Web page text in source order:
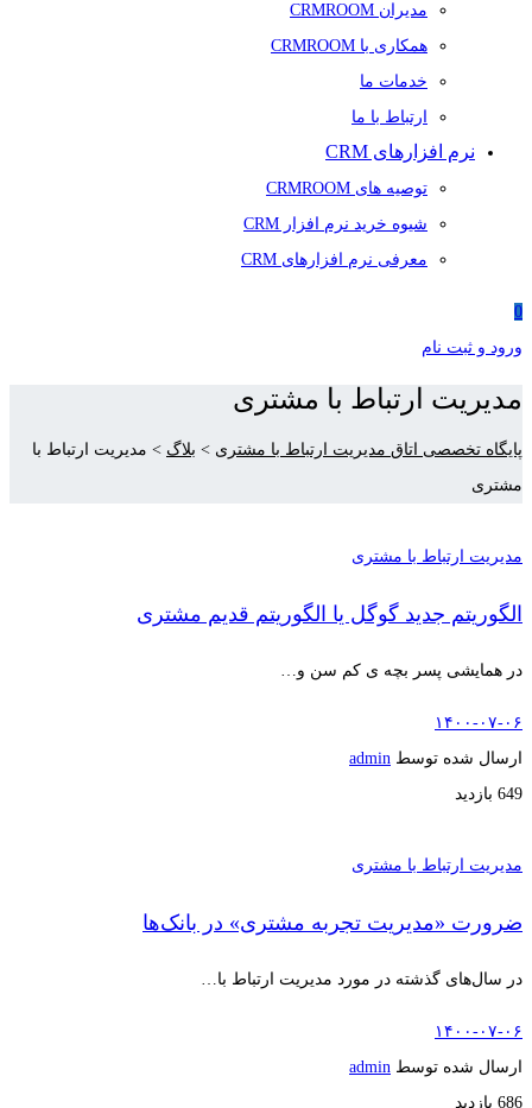
مدیران CRMROOM
همکاری با CRMROOM
خدمات ما
ارتباط با ما
نرم افزارهای CRM
توصیه های CRMROOM
شیوه خرید نرم افزار CRM
معرفی نرم افزارهای CRM
0
ورود و ثبت نام
مدیریت ارتباط با مشتری
پایگاه تخصصی اتاق مدیریت ارتباط با مشتری > بلاگ > مدیریت ارتباط با
مشتری
مدیریت ارتباط با مشتری
الگوریتم جدید گوگل یا الگوریتم قدیم مشتری
در همایشی پسر بچه ی کم سن و…
۱۴۰۰-۰۷-۰۶
ارسال شده توسط admin
649 بازدید
مدیریت ارتباط با مشتری
ضرورت «مدیریت تجربه مشتری» در بانک‌ها
در سال‌های گذشته در مورد مدیریت ارتباط با…
۱۴۰۰-۰۷-۰۶
ارسال شده توسط admin
686 بازدید